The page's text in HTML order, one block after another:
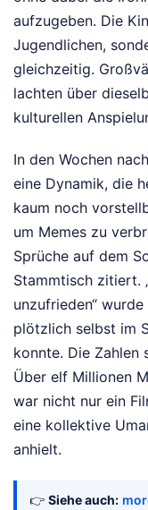
aufzugeben. Die
Jugendlichen,
gleichzeitig.
lachten über
kulturellen
In den Wochen
eine Dynamik, die
kaum noch
um Memes zu
Sprüche auf dem
Stammtisch zitiert.
unzufrieden“
plötzlich selbst im
konnte. Die Zahlen
Über elf Millionen
war nicht nur ein
eine kollektive
anhielt.
👉 Siehe auch: